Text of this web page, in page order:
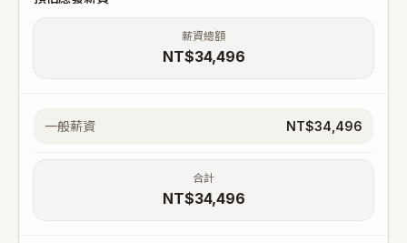
薪資總額
NT$34,496
一般薪資 NT$34,496
合計
NT$34,496